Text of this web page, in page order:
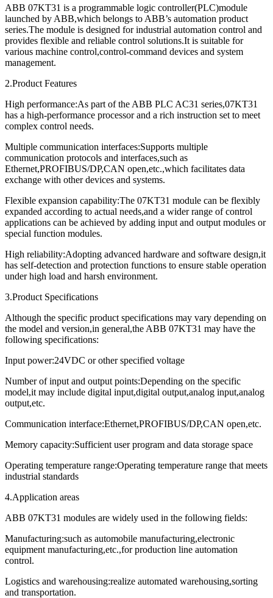
ABB 07KT31 is a programmable logic controller(PLC)module
launched by ABB,which belongs to ABB’s automation product
series.The module is designed for industrial automation control and
provides flexible and reliable control solutions.It is suitable for
various machine control,control-command devices and system
management.
2.Product Features
High performance:As part of the ABB PLC AC31 series,07KT31
has a high-performance processor and a rich instruction set to meet
complex control needs.
Multiple communication interfaces:Supports multiple
communication protocols and interfaces,such as
Ethernet,PROFIBUS/DP,CAN open,etc.,which facilitates data
exchange with other devices and systems.
Flexible expansion capability:The 07KT31 module can be flexibly
expanded according to actual needs,and a wider range of control
applications can be achieved by adding input and output modules or
special function modules.
High reliability:Adopting advanced hardware and software design,it
has self-detection and protection functions to ensure stable operation
under high load and harsh environment.
3.Product Specifications
Although the specific product specifications may vary depending on
the model and version,in general,the ABB 07KT31 may have the
following specifications:
Input power:24VDC or other specified voltage
Number of input and output points:Depending on the specific
model,it may include digital input,digital output,analog input,analog
output,etc.
Communication interface:Ethernet,PROFIBUS/DP,CAN open,etc.
Memory capacity:Sufficient user program and data storage space
Operating temperature range:Operating temperature range that meets
industrial standards
4.Application areas
ABB 07KT31 modules are widely used in the following fields:
Manufacturing:such as automobile manufacturing,electronic
equipment manufacturing,etc.,for production line automation
control.
Logistics and warehousing:realize automated warehousing,sorting
and transportation.